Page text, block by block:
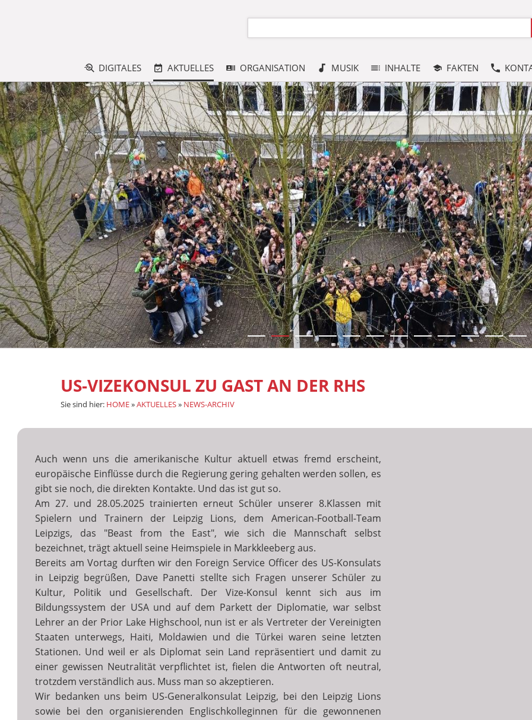
DIGITALES AKTUELLES ORGANISATION MUSIK INHALTE FAKTEN
US-VIZEKONSUL ZU GAST AN DER RHS
Sie sind hier: HOME»AKTUELLES» NEWS-ARCHIV
Auch wenn uns die amerikanische Kultur aktuell etwas fremd erscheint,
europäische Einflüsse durch die Regierung gering gehalten werden sollen, es
gibt sie noch, die direkten Kontakte. Und das ist gut so.
Am 27. und 28.05.2025 trainierten erneut Schüler unserer 8.Klassen mit
Spielern und Trainern der Leipzig Lions, dem American-Football-Team
Leipzigs, das "Beast from the East", wie sich die Mannschaft selbst
bezeichnet, trägt aktuell seine Heimspiele in Markkleeberg aus.
Bereits am Vortag durften wir den Foreign Service Officer des US-Konsulats
in Leipzig begrüßen, Dave Panetti stellte sich Fragen unserer Schüler zu
Kultur, Politik und Gesellschaft. Der Vize-Konsul kennt sich aus im
Bildungssystem der USA und auf dem Parkett der Diplomatie, war selbst
Lehrer an der Prior Lake Highschool, nun ist er als Vertreter der Vereinigten
Staaten unterwegs, Haiti, Moldawien und die Türkei waren seine letzten
Stationen. Und weil er als Diplomat sein Land repräsentiert und damit zu
einer gewissen Neutralität verpflichtet ist, fielen die Antworten oft neutral,
trotzdem verständlich aus. Muss man so akzeptieren.
Wir bedanken uns beim US-Generalkonsulat Leipzig, bei den Leipzig Lions
sowie bei den organisierenden Englischkolleginnen für die gewonnenen